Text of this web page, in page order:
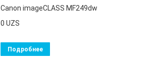
Canon imageCLASS MF249dw
0 UZS
Подробнее